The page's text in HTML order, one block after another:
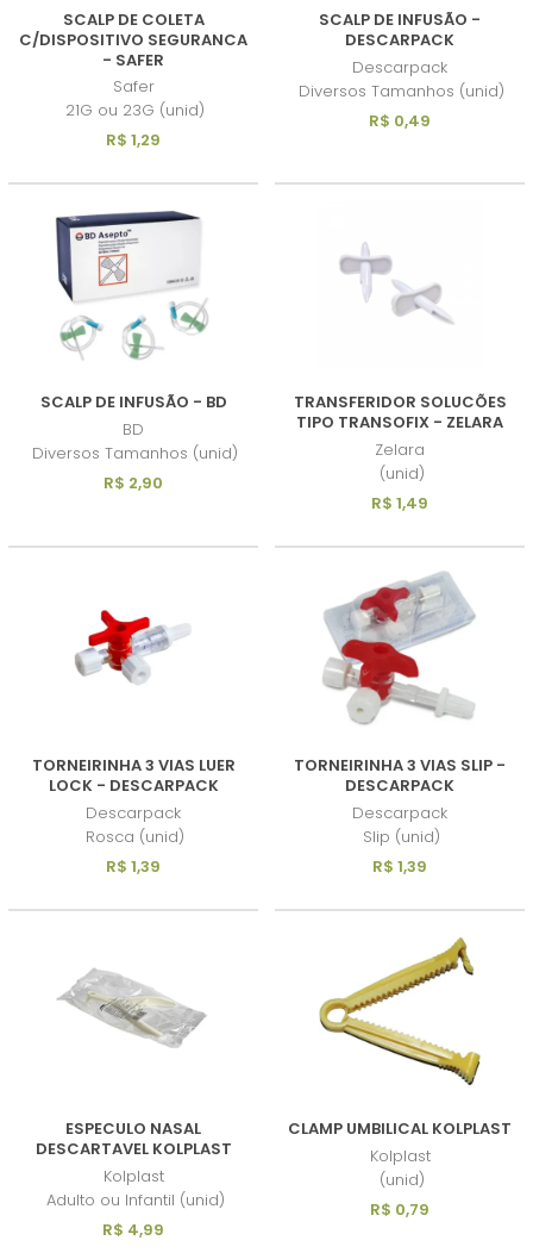
SCALP DE COLETA
C/DISPOSITIVO SEGURANCA
- SAFER
Safer
21G ou 23G (unid)
R$ 1,29
SCALP DE INFUSÃO -
DESCARPACK
Descarpack
Diversos Tamanhos (unid)
R$ 0,49
SCALP DE INFUSÃO - BD
BD
Diversos Tamanhos (unid)
R$ 2,90
TRANSFERIDOR SOLUCÕES
TIPO TRANSOFIX - ZELARA
Zelara
(unid)
R$ 1,49
TORNEIRINHA 3 VIAS LUER
LOCK - DESCARPACK
Descarpack
Rosca (unid)
R$ 1,39
TORNEIRINHA 3 VIAS SLIP -
DESCARPACK
Descarpack
Slip (unid)
R$ 1,39
ESPECULO NASAL
DESCARTAVEL KOLPLAST
Kolplast
Adulto ou Infantil (unid)
R$ 4,99
CLAMP UMBILICAL KOLPLAST
Kolplast
(unid)
R$ 0,79